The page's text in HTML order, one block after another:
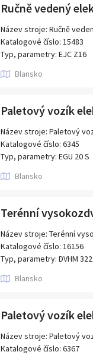
Název stroje: Ručně
Katalogové číslo: 15483
Typ, parametry: EJC Z16
Rok výroby:
Popis:
nosnost 1600 kg
těžiště nákladu 600 mm
napětí baterie 24 V
výkon pohonu 1,5 kW
hmotnost baterie min./
Blansko
Název stroje: Paletový
Katalogové číslo: 6345
Typ, parametry: EGU 20 S
Rok výroby:
Popis:
nosnost 2000 kg
výška zdvihu 200 mm
baterie 24 V
hmotnost baterie
hmotnost bez baterie 400
Blansko
Název stroje: Terénní
Katalogové číslo: 16156
Typ, parametry: DVHM
Popis:
Stav: ZAPOJENO, možno
Blansko
Název stroje: Paletový
Katalogové číslo: 6367